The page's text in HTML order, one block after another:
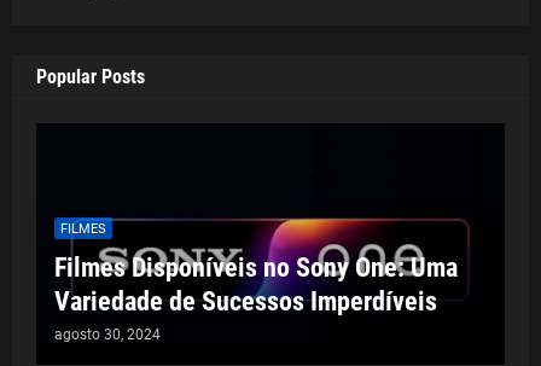
Popular Posts
FILMES
Filmes Disponíveis no Sony One: Uma
Variedade de Sucessos Imperdíveis
agosto 30, 2024